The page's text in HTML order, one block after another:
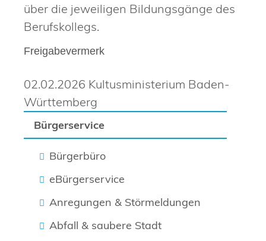
Bürgerservice
Bürgerbüro
eBürgerservice
Anregungen & Störmeldungen
Abfall & saubere Stadt
über die jeweiligen Bildungsgänge des
Berufskollegs.
Freigabevermerk
02.02.2026 Kultusministerium Baden-
Württemberg